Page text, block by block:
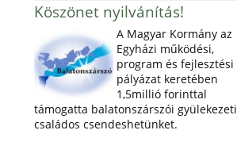
Köszönet nyilvánítás!
A Magyar Kormány az
Egyházi működési,
program és fejlesztési
pályázat keretében
1,5millió forinttal
támogatta balatonszárszói gyülekezeti
családos csendeshetünket.